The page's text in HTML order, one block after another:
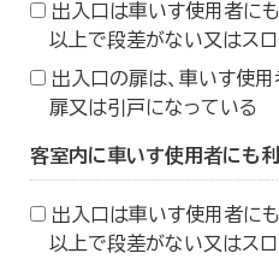
出入口は車いす使用者にも
以上で段差がない又はス
出入口の扉は、車いす使
扉又は引戸になっている
客室内に車いす使用者にも
出入口は車いす使用者にも
以上で段差がない又はス